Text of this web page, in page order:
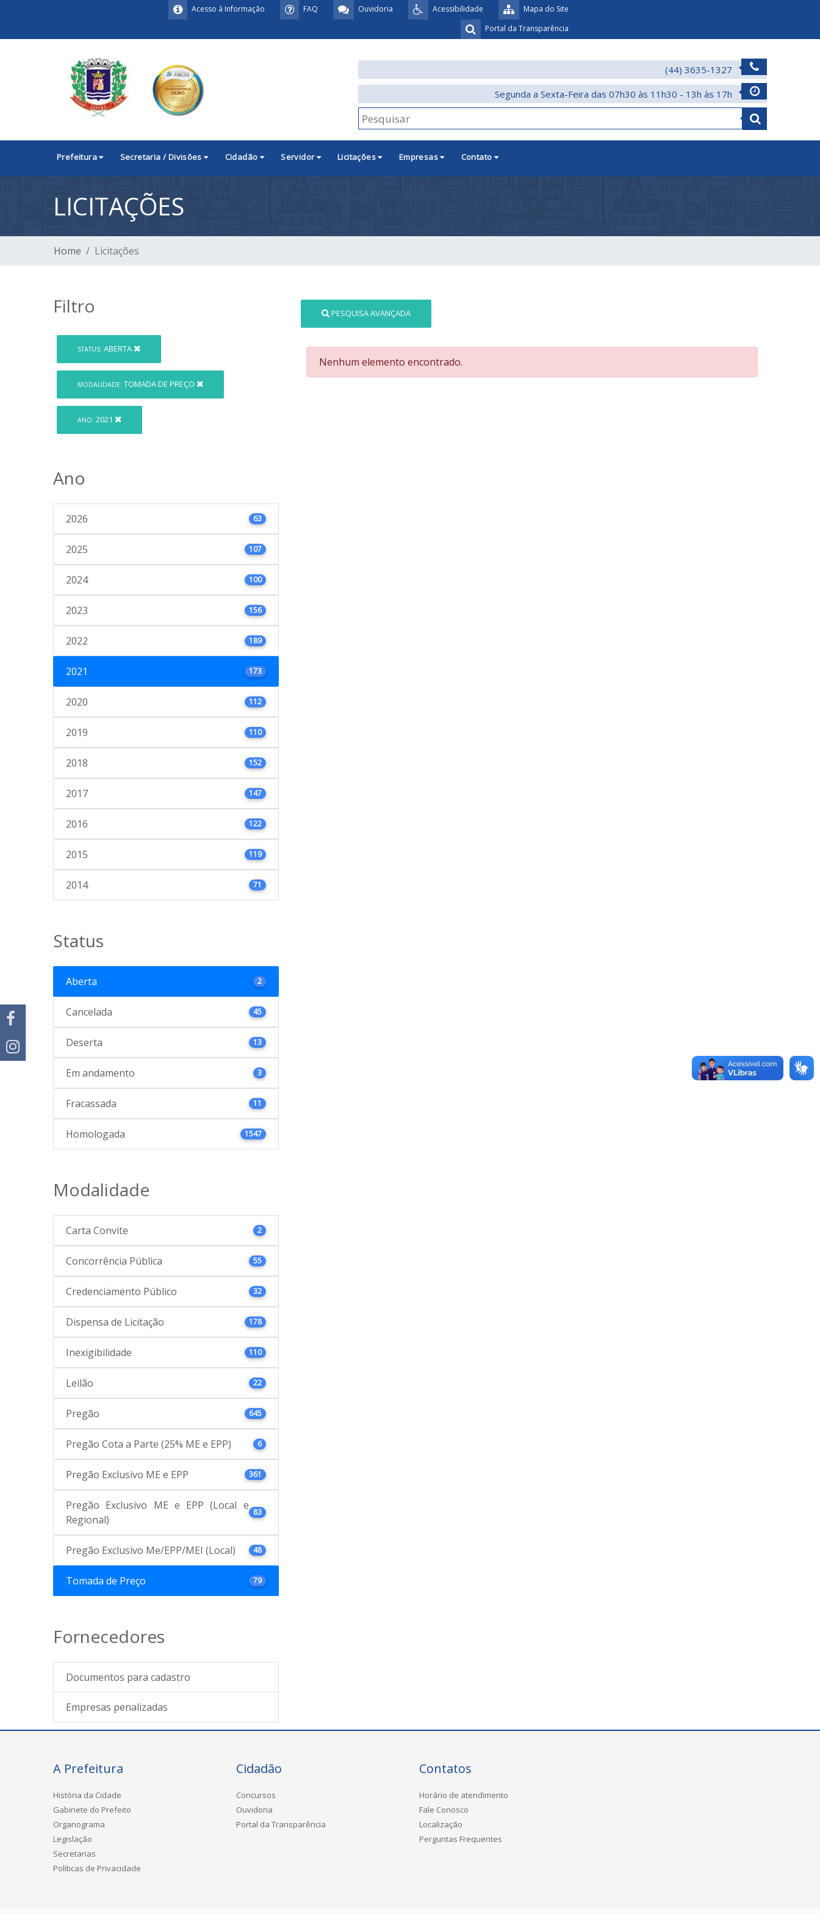
Mapa do Site
Acessibilidade
Ouvidoria
FAQ
Acesso à Informação
Portal da Transparência
(44) 3635-1327
Segunda a Sexta-Feira das 07h30 às 11h30 - 13h às 17h
Prefeitura Secretaria / Divisões Cidadão Servidor Licitações Empresas Contato
LICITAÇÕES
Home Licitações
Filtro
STATUS: ABERTA
MODALIDADE: TOMADA DE PREÇO
ANO: 2021
Ano
2026 63
2025 107
2024 100
2023 156
2022 189
2021 173
2020 112
2019 110
2018 152
2017 147
2016 122
2015 119
2014 71
Status
Aberta 2
Cancelada 45
Deserta 13
Em andamento 3
Fracassada 11
Homologada 1547
Modalidade
Carta Convite 2
Concorrência Pública 55
Credenciamento Público 32
Dispensa de Licitação 178
Inexigibilidade 110
Leilão 22
Pregão 645
Pregão Cota a Parte (25% ME e EPP) 6
Pregão Exclusivo ME e EPP 361
Pregão Exclusivo ME e EPP (Local e
Regional)
83
Pregão Exclusivo Me/EPP/MEI (Local) 48
Tomada de Preço 79
Fornecedores
Documentos para cadastro
Empresas penalizadas
PESQUISA AVANÇADA
Nenhum elemento encontrado.
A Prefeitura
História da Cidade
Gabinete do Prefeito
Organograma
Legislação
Secretarias
Políticas de Privacidade
Cidadão
Concursos
Ouvidoria
Portal da Transparência
Contatos
Horário de atendimento
Fale Conosco
Localização
Perguntas Frequentes